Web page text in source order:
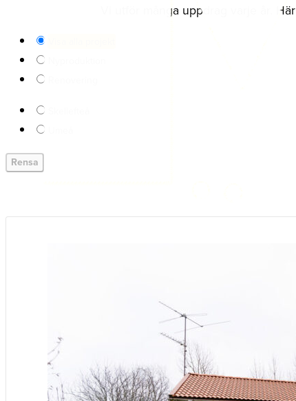
Vi utför många uppdrag varje år.
Rensa